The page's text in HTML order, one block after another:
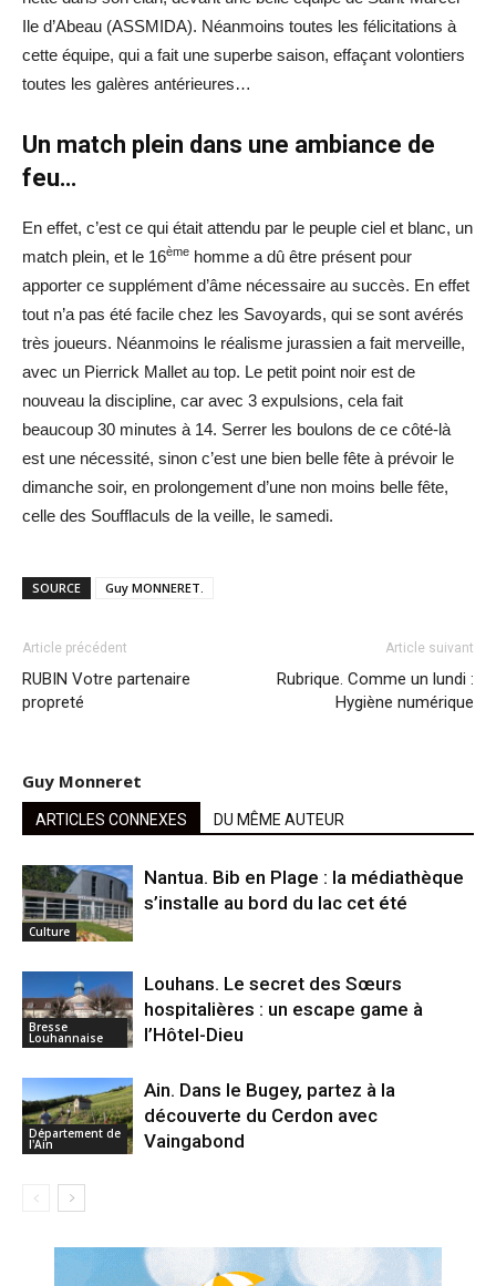
Ile d’Abeau (ASSMIDA). Néanmoins toutes les félicitations à
cette équipe, qui a fait une superbe saison, effaçant volontiers
toutes les galères antérieures…
Un match plein dans une ambiance de
feu…
En effet, c’est ce qui était attendu par le peuple ciel et blanc, un
match plein, et le 16ème homme a dû être présent pour
apporter ce supplément d’âme nécessaire au succès. En effet
tout n’a pas été facile chez les Savoyards, qui se sont avérés
très joueurs. Néanmoins le réalisme jurassien a fait merveille,
avec un Pierrick Mallet au top. Le petit point noir est de
nouveau la discipline, car avec 3 expulsions, cela fait
beaucoup 30 minutes à 14. Serrer les boulons de ce côté-là
est une nécessité, sinon c’est une bien belle fête à prévoir le
dimanche soir, en prolongement d’une non moins belle fête,
celle des Soufflaculs de la veille, le samedi.
SOURCE Guy MONNERET.
Article précédent
RUBIN Votre partenaire
propreté
Article suivant
Rubrique. Comme un lundi :
Hygiène numérique
Guy Monneret
ARTICLES CONNEXES DU MÊME AUTEUR
Culture
Nantua. Bib en Plage : la médiathèque
s’installe au bord du lac cet été
Bresse
Louhannaise
Louhans. Le secret des Sœurs
hospitalières : un escape game à
l’Hôtel-Dieu
Département de
l'Ain
Ain. Dans le Bugey, partez à la
découverte du Cerdon avec
Vaingabond